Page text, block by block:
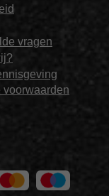
vragen
voorwaarden